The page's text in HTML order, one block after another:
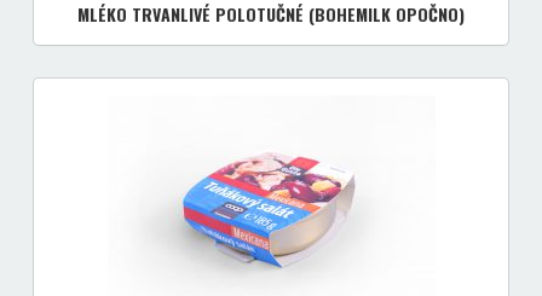
MLÉKO TRVANLIVÉ POLOTUČNÉ (BOHEMILK OPOČNO)